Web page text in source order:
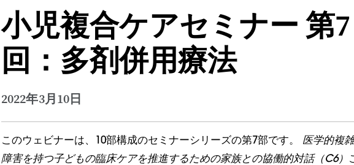
小児複合ケアセミナー 第7
回：多剤併用療法
2022年3月10日
このウェビナーは、10部構成のセミナーシリーズの第7部です。
医学的複
障害を持つ子どもの臨床ケアを推進するための家族との協働的対話（C6）